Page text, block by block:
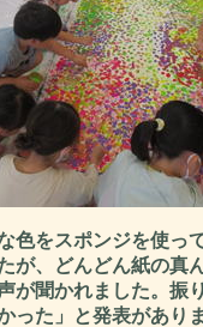
色をスポンジを使
が、どんどん紙の
が聞かれました。
った」と発表があ